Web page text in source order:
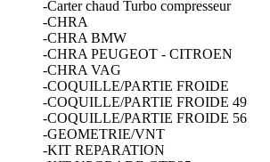
-Carter chaud Turbo compresseur
-CHRA
-CHRA BMW
-CHRA PEUGEOT - CITROEN
-CHRA VAG
-COQUILLE/PARTIE FROIDE
-COQUILLE/PARTIE FROIDE 49
-COQUILLE/PARTIE FROIDE 56
-GEOMETRIE/VNT
-KIT REPARATION